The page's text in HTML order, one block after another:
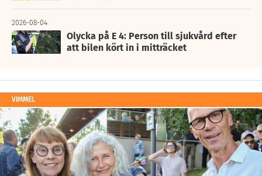
2026-08-04
Olycka på E 4: Person till sjukvård efter
att bilen kört in i mitträcket
VIMMEL